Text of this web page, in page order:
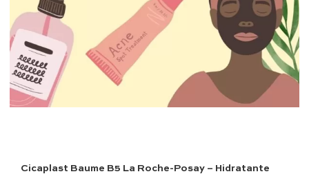
Cicaplast Baume B5 La Roche-Posay – Hidratante